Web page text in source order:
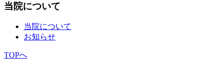
当院について
当院について
お知らせ
TOPへ